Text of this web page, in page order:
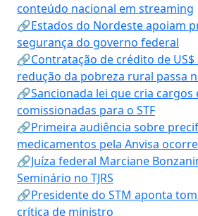
conteúdo nacional em streaming
🔗Estados do Nordeste apoiam
segurança do governo federal
🔗Contratação de crédito de
redução da pobreza rural passa
🔗Sancionada lei que cria cargos
comissionadas para o STF
🔗Primeira audiência sobre
medicamentos pela Anvisa
🔗Juíza federal Marciane
Seminário no TJRS
🔗Presidente do STM aponta
crítica de ministro